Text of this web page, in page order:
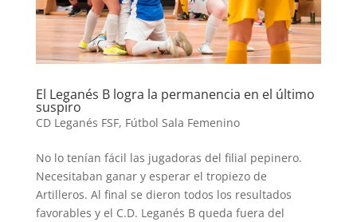
El Leganés B logra la permanencia en el último
suspiro
CD Leganés FSF, Fútbol Sala Femenino
No lo tenían fácil las jugadoras del filial pepinero.
Necesitaban ganar y esperar el tropiezo de
Artilleros. Al final se dieron todos los resultados
favorables y el C.D. Leganés B queda fuera del